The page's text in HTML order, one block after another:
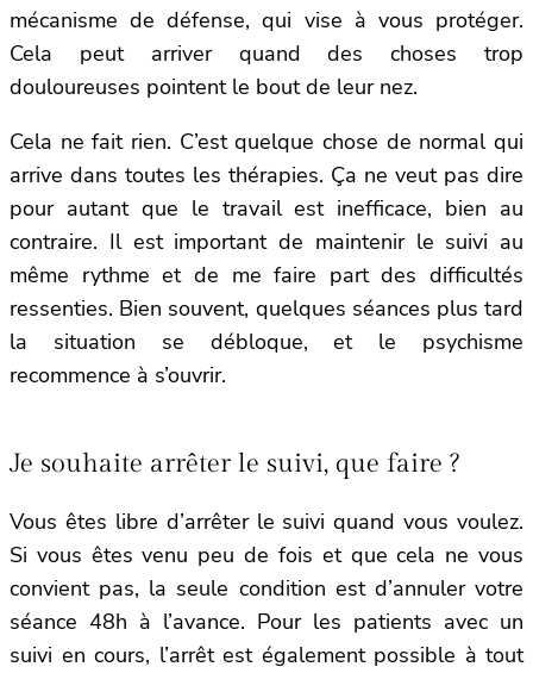
mécanisme de défense, qui vise à vous protéger.
Cela peut arriver quand des choses trop
douloureuses pointent le bout de leur nez.
Cela ne fait rien. C’est quelque chose de normal qui
arrive dans toutes les thérapies. Ça ne veut pas dire
pour autant que le travail est inefficace, bien au
contraire. Il est important de maintenir le suivi au
même rythme et de me faire part des difficultés
ressenties. Bien souvent, quelques séances plus tard
la situation se débloque, et le psychisme
recommence à s’ouvrir.
Je souhaite arrêter le suivi, que faire ?
Vous êtes libre d’arrêter le suivi quand vous voulez.
Si vous êtes venu peu de fois et que cela ne vous
convient pas, la seule condition est d’annuler votre
séance 48h à l’avance. Pour les patients avec un
suivi en cours, l’arrêt est également possible à tout